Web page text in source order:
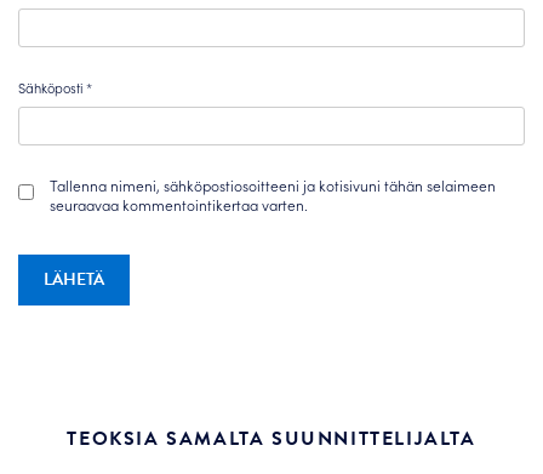
Sähköposti*
Tallenna nimeni, sähköpostiosoitteeni ja kotisivuni tähän selaimeen
seuraavaa kommentointikertaa varten.
TEOKSIA SAMALTA SUUNNITTELIJALTA